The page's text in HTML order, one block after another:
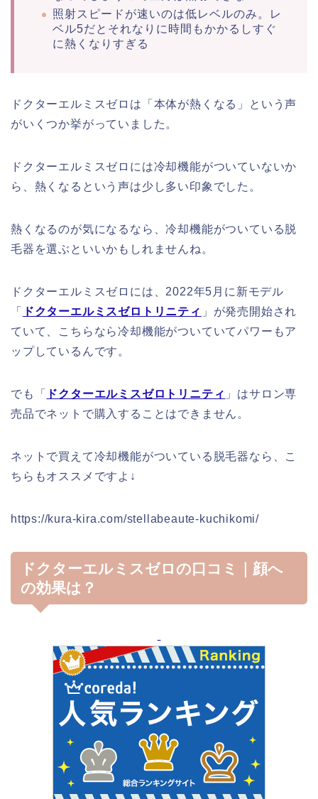
照射スピードが速いのは低レベルのみ。レ
ベル5だとそれなりに時間もかかるしすぐ
に熱くなりすぎる
ドクターエルミスゼロは「本体が熱くなる」という声
がいくつか挙がっていました。
ドクターエルミスゼロには冷却機能がついていないか
ら、熱くなるという声は少し多い印象でした。
熱くなるのが気になるなら、冷却機能がついている脱
毛器を選ぶといいかもしれませんね。
ドクターエルミスゼロには、2022年5月に新モデル
「
ドクターエルミスゼロトリニティ 」が発売開始され
ていて、こちらなら冷却機能がついていてパワーもア
ップしているんです。
でも「 ドクターエルミスゼロトリニティ 」はサロン専
売品でネットで購入することはできません。
ネットで買えて冷却機能がついている脱毛器なら、こ
ちらもオススメですよ↓
https://kura-kira.com/stellabeaute-kuchikomi/
ドクターエルミスゼロの口コミ｜顔へ
の効果は？